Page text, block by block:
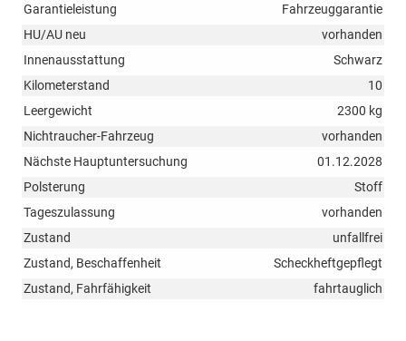
Garantieleistung
Fahrzeuggarantie
HU/AU neu
vorhanden
Innenausstattung
Schwarz
Kilometerstand
10
Leergewicht
2300 kg
Nichtraucher-Fahrzeug
vorhanden
Nächste Hauptuntersuchung
01.12.2028
Polsterung
Stoff
Tageszulassung
vorhanden
Zustand
unfallfrei
Zustand, Beschaffenheit
Scheckheftgepflegt
Zustand, Fahrfähigkeit
fahrtauglich